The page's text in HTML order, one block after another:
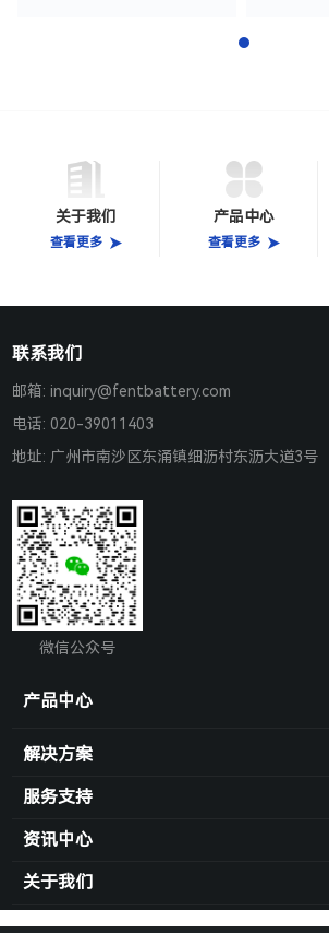
关于我们
查看更多
产品中心
查看更多
联系我们
邮箱:inquiry@fentbattery.com
电话: 020-39011403
地址: 广州市南沙区东涌镇细沥村东沥大道3号
微信公众号
产品中心
解决方案
服务支持
资讯中心
关于我们